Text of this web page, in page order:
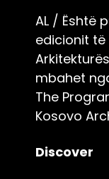
AL / Është
edicionit të
mbahet
The
Kosovo
Discover